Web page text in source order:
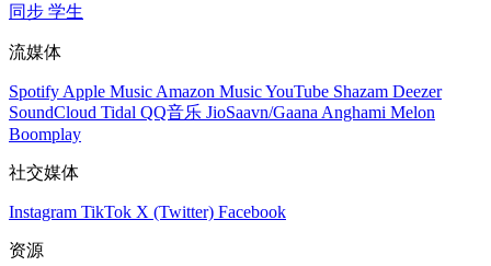
同步 学生
流媒体
Spotify Apple Music Amazon MusicYouTube Shazam Deezer
SoundCloud Tidal QQ音乐 JioSaavn/Gaana Anghami Melon
Boomplay
社交媒体
Instagram TikTok X (Twitter) Facebook
资源